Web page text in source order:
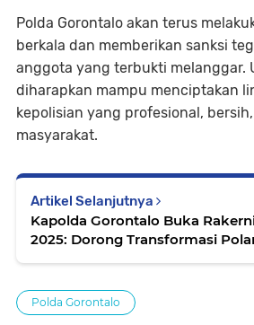
Polda Gorontalo akan terus
berkala dan memberikan sanksi
anggota yang terbukti melanggar.
diharapkan mampu menciptakan
kepolisian yang profesional,
masyarakat.
Artikel Selanjutnya
Kapolda Gorontalo Buka
2025: Dorong Transformasi
Polda Gorontalo